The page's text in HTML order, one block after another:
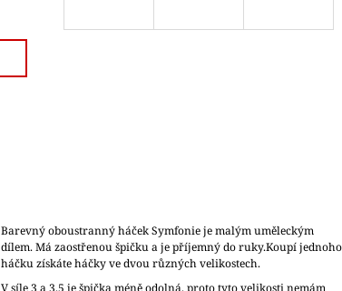
Barevný oboustranný háček Symfonie je malým uměleckým
dílem. Má zaostřenou špičku a je příjemný do ruky.Koupí jednoho
háčku získáte háčky ve dvou různých velikostech.